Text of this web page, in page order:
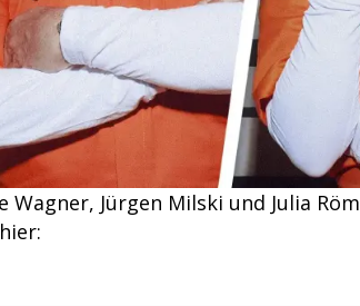
Wagner, Jürgen Milski und Julia